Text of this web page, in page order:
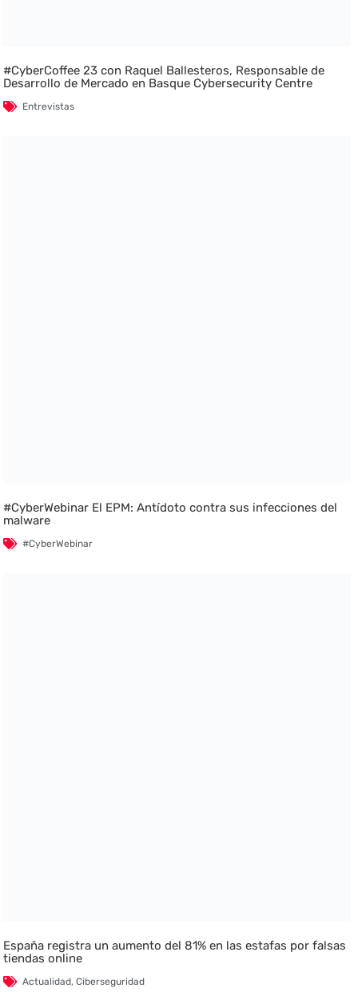
#CyberCoffee 23 con Raquel Ballesteros, Responsable de
Desarrollo de Mercado en Basque Cybersecurity Centre
Entrevistas
#CyberWebinar El EPM: Antídoto contra sus infecciones del
malware
#CyberWebinar
España registra un aumento del 81% en las estafas por falsas
tiendas online
Actualidad,Ciberseguridad